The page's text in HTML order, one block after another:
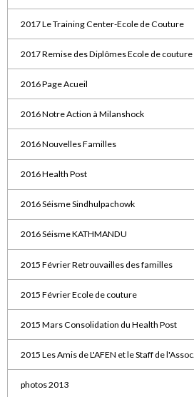
2017 Le Training Center-Ecole de Couture
2017 Remise des Diplômes Ecole de couture
2016 Page Acueil
2016 Notre Action à Milanshock
2016 Nouvelles Familles
2016 Health Post
2016 Séisme Sindhulpachowk
2016 Séisme KATHMANDU
2015 Février Retrouvailles des familles
2015 Février Ecole de couture
2015 Mars Consolidation du Health Post
2015 Les Amis de L'AFEN et le Staff de l'Assoc.
photos 2013